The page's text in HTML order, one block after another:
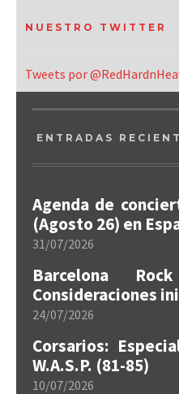
NUESTRO TWITTER
Tweets por
ENTRADAS
Agenda de
(Agosto 26) en
31/07/2026
Barcelona
Consideraciones
24/07/2026
Corsarios:
W.A.S.P. (81-85)
10/07/2026